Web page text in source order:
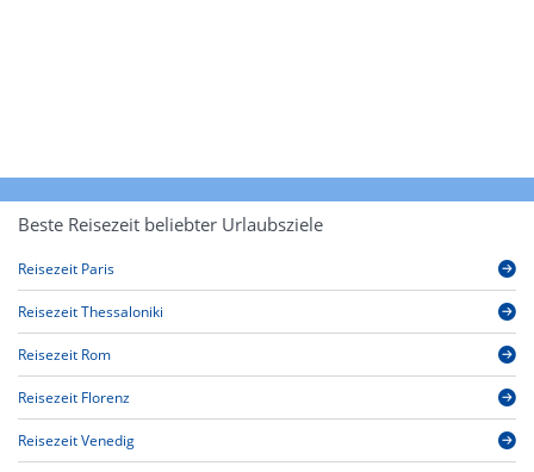
Beste Reisezeit beliebter Urlaubsziele
Reisezeit Paris
Reisezeit Thessaloniki
Reisezeit Rom
Reisezeit Florenz
Reisezeit Venedig